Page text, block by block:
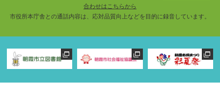
合わせはこちらから
市役所本庁舎との通話内容は、応対品質向上などを目的に録音しています。